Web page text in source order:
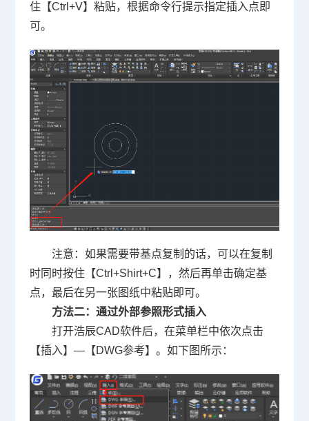
住【Ctrl+V】粘贴，根据命令行提示指定插入点即
可。
注意：如果需要带基点复制的话，可以在复制
时同时按住【Ctrl+Shirt+C】，然后再单击确定基
点，最后在另一张图纸中粘贴即可。
方法二：通过外部参照形式插入
打开浩辰CAD软件后，在菜单栏中依次点击
【插入】—【DWG参考】。如下图所示：